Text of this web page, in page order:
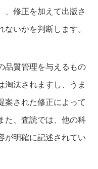
、修正を加えて出版さ
いかを判断します。
品質管理を与えるもの
淘汰されますし、うま
案された修正によって
た、査読では、他の科
が明確に記述されてい